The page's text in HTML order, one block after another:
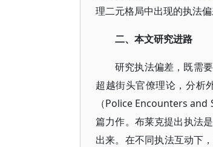
理二元格局中出现的执法偏
二、本文研究进路
研究执法偏差，既需
超越街头官僚理论，分析
（Police Encounters
篇力作。布莱克提出执法
出来。在不同执法互动下